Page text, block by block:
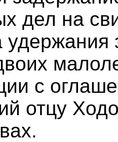
дел на
удержания
с
отцу